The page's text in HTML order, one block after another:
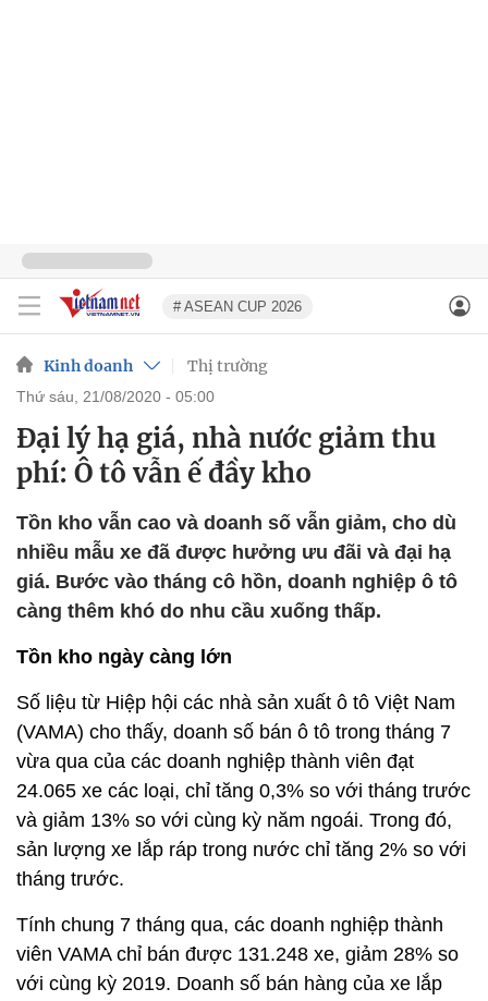
# ASEAN CUP 2026
Kinh doanh Thị trường
thứ sáu, 21/08/2020 - 05:00
Đại lý hạ giá, nhà nước giảm thu
phí: Ô tô vẫn ế đầy kho
Tồn kho vẫn cao và doanh số vẫn giảm, cho dù
nhiều mẫu xe đã được hưởng ưu đãi và đại hạ
giá. Bước vào tháng cô hồn, doanh nghiệp ô tô
càng thêm khó do nhu cầu xuống thấp.
Tồn kho ngày càng lớn
Số liệu từ Hiệp hội các nhà sản xuất ô tô Việt Nam
(VAMA) cho thấy, doanh số bán ô tô trong tháng 7
vừa qua của các doanh nghiệp thành viên đạt
24.065 xe các loại, chỉ tăng 0,3% so với tháng trước
và giảm 13% so với cùng kỳ năm ngoái. Trong đó,
sản lượng xe lắp ráp trong nước chỉ tăng 2% so với
tháng trước.
Tính chung 7 tháng qua, các doanh nghiệp thành
viên VAMA chỉ bán được 131.248 xe, giảm 28% so
với cùng kỳ 2019. Doanh số bán hàng của xe lắp